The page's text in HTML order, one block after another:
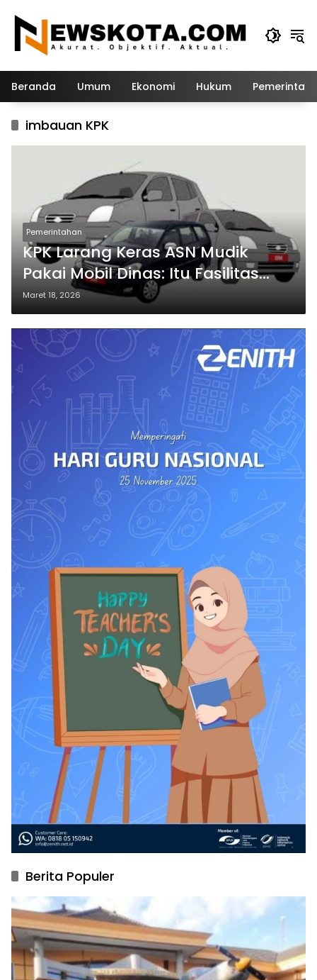
konten
Beranda Umum Ekonomi Hukum
imbauan KPK
Pemerintahan
KPK Larang Keras ASN Mudik
Pakai Mobil Dinas: Itu Fasilitas
Negara!
Maret 18, 2026
Berita Populer